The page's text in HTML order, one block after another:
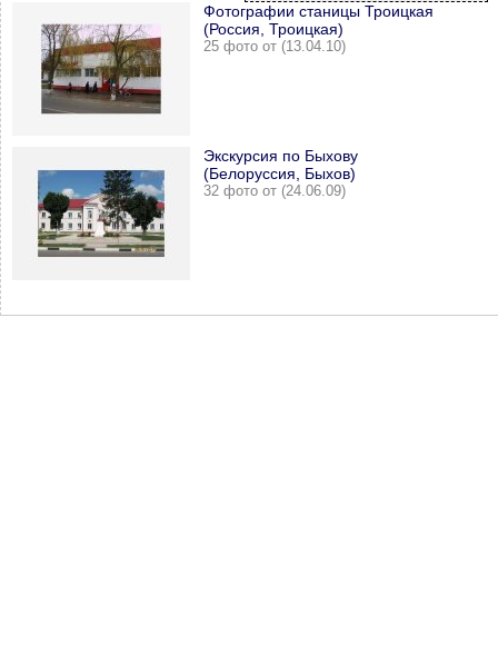
Фотографии станицы Троицкая
(Россия, Троицкая)
25 фото от (13.04.10)
Экскурсия по Быхову
(Белоруссия, Быхов)
32 фото от (24.06.09)